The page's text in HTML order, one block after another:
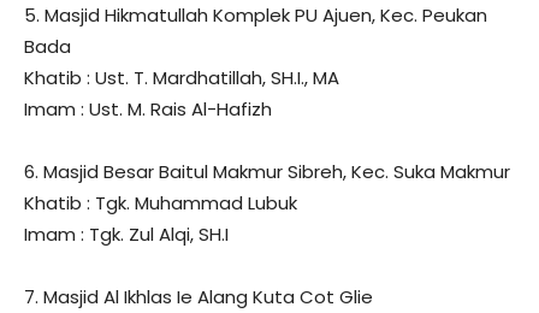
5. Masjid Hikmatullah Komplek PU Ajuen, Kec. Peukan
Bada
Khatib : Ust. T. Mardhatillah, SH.I., MA
Imam : Ust. M. Rais Al-Hafizh
6. Masjid Besar Baitul Makmur Sibreh, Kec. Suka Makmur
Khatib : Tgk. Muhammad Lubuk
Imam : Tgk. Zul Alqi, SH.I
7. Masjid Al Ikhlas Ie Alang Kuta Cot Glie